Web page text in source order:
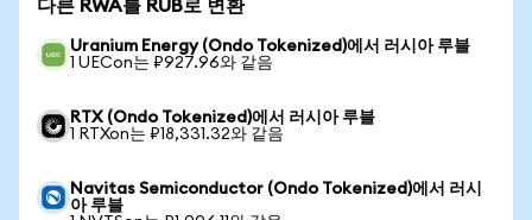
다른 RWA를 RUB로 변환
Uranium Energy (Ondo Tokenized)에서 러시아 루블
1 UECon는 ₽927.96와 같음
RTX (Ondo Tokenized)에서 러시아 루블
1 RTXon는 ₽18,331.32와 같음
Navitas Semiconductor (Ondo Tokenized)에서 러시
아 루블